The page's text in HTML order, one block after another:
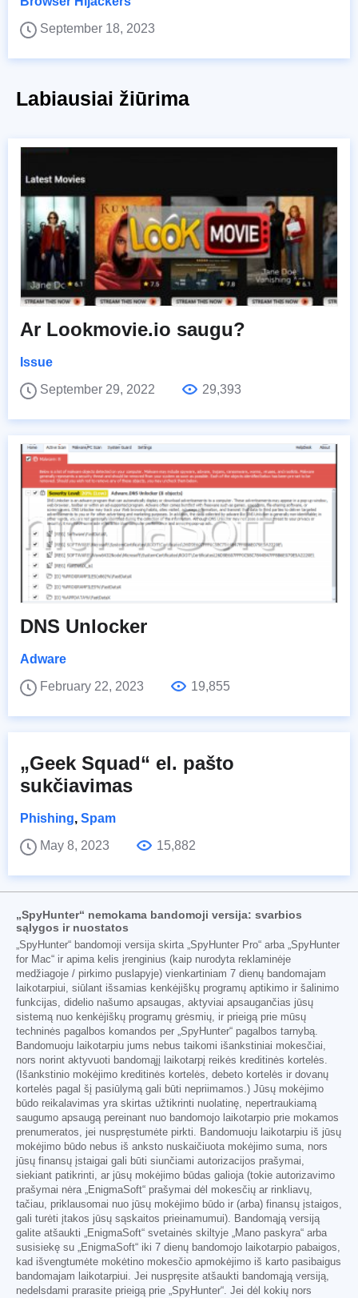
September 18, 2023
Labiausiai žiūrima
Ar Lookmovie.io saugu?
Issue
September 29, 2022
29,393
DNS Unlocker
Adware
February 22, 2023
19,855
„Geek Squad“ el. pašto
sukčiavimas
Phishing, Spam
May 8, 2023
15,882
„SpyHunter“ nemokama bandomoji versija: svarbios
sąlygos ir nuostatos
„SpyHunter“ bandomoji versija skirta „SpyHunter Pro“ arba „SpyHunter
for Mac“ ir apima kelis įrenginius (kaip nurodyta reklaminėje
medžiagoje / pirkimo puslapyje) vienkartiniam 7 dienų bandomajam
laikotarpiui, siūlant išsamias kenkėjiškų programų aptikimo ir šalinimo
funkcijas, didelio našumo apsaugas, aktyviai apsaugančias jūsų
sistemą nuo kenkėjiškų programų grėsmių, ir prieigą prie mūsų
techninės pagalbos komandos per „SpyHunter“ pagalbos tarnybą.
Bandomuoju laikotarpiu jums nebus taikomi išankstiniai mokesčiai,
nors norint aktyvuoti bandomąjį laikotarpį reikės kreditinės kortelės.
(Išankstinio mokėjimo kreditinės kortelės, debeto kortelės ir dovanų
kortelės pagal šį pasiūlymą gali būti nepriimamos.) Jūsų mokėjimo
būdo reikalavimas yra skirtas užtikrinti nuolatinę, nepertraukiamą
saugumo apsaugą pereinant nuo bandomojo laikotarpio prie mokamos
prenumeratos, jei nuspręstumėte pirkti. Bandomuoju laikotarpiu iš jūsų
mokėjimo būdo nebus iš anksto nuskaičiuota mokėjimo suma, nors
jūsų finansų įstaigai gali būti siunčiami autorizacijos prašymai,
siekiant patikrinti, ar jūsų mokėjimo būdas galioja (tokie autorizavimo
prašymai nėra „EnigmaSoft“ prašymai dėl mokesčių ar rinkliavų,
tačiau, priklausomai nuo jūsų mokėjimo būdo ir (arba) finansų įstaigos,
gali turėti įtakos jūsų sąskaitos prieinamumui). Bandomąją versiją
galite atšaukti „EnigmaSoft“ svetainės skiltyje „Mano paskyra“ arba
susisiekę su „EnigmaSoft“ iki 7 dienų bandomojo laikotarpio pabaigos,
kad išvengtumėte mokėtino mokesčio apmokėjimo iš karto pasibaigus
bandomajam laikotarpiui. Jei nuspręsite atšaukti bandomąją versiją,
nedelsdami prarasite prieigą prie „SpyHunter“. Jei dėl kokių nors